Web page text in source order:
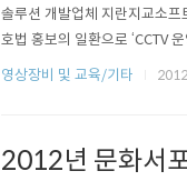
솔루션 개발업체 지란지교소
호법 홍보의 일환으로 ‘CCTV
종 세트를 신청 받아 무료 배포
영상장비 및 교육/기타
2012년 문화서